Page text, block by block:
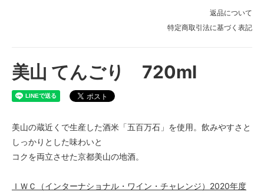
返品について
特定商取引法に基づく表記
美山 てんごり 720ml
美山の蔵近くで生産した酒米「五百万石」を使用。飲みやすさと
しっかりとした味わいと
コクを両立させた京都美山の地酒。
ＩＷＣ（インターナショナル・ワイン・チャレンジ）2020年度